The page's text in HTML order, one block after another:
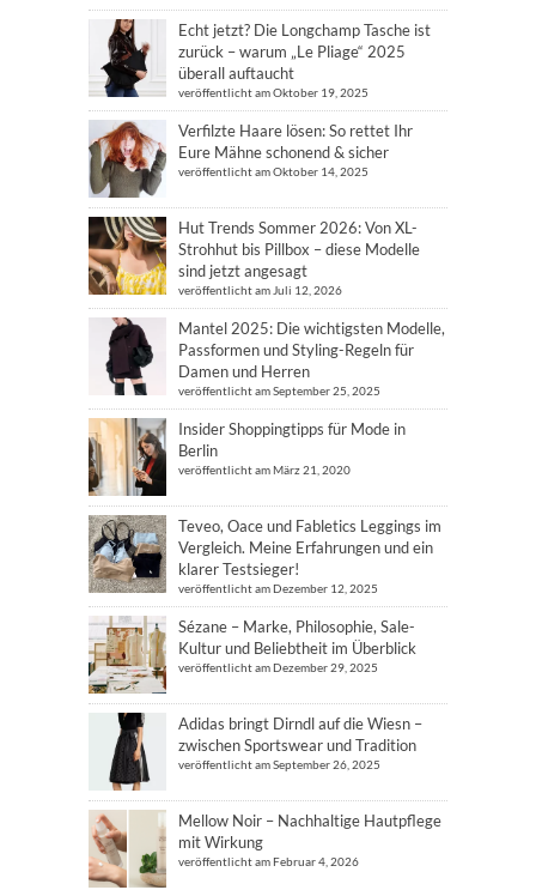
Echt jetzt? Die Longchamp Tasche ist
zurück – warum „Le Pliage“ 2025
überall auftaucht
veröffentlicht am Oktober 19, 2025
Verfilzte Haare lösen: So rettet Ihr
Eure Mähne schonend & sicher
veröffentlicht am Oktober 14, 2025
Hut Trends Sommer 2026: Von XL-
Strohhut bis Pillbox – diese Modelle
sind jetzt angesagt
veröffentlicht am Juli 12, 2026
Mantel 2025: Die wichtigsten Modelle,
Passformen und Styling-Regeln für
Damen und Herren
veröffentlicht am September 25, 2025
Insider Shoppingtipps für Mode in
Berlin
veröffentlicht am März 21, 2020
Teveo, Oace und Fabletics Leggings im
Vergleich. Meine Erfahrungen und ein
klarer Testsieger!
veröffentlicht am Dezember 12, 2025
Sézane – Marke, Philosophie, Sale-
Kultur und Beliebtheit im Überblick
veröffentlicht am Dezember 29, 2025
Adidas bringt Dirndl auf die Wiesn –
zwischen Sportswear und Tradition
veröffentlicht am September 26, 2025
Mellow Noir – Nachhaltige Hautpflege
mit Wirkung
veröffentlicht am Februar 4, 2026